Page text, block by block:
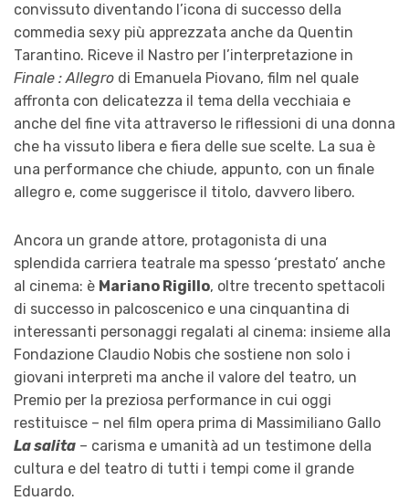
convissuto diventando l’icona di successo della
commedia sexy più apprezzata anche da Quentin
Tarantino. Riceve il Nastro per l’interpretazione in
Finale : Allegro di Emanuela Piovano, film nel quale
affronta con delicatezza il tema della vecchiaia e
anche del fine vita attraverso le riflessioni di una donna
che ha vissuto libera e fiera delle sue scelte. La sua è
una performance che chiude, appunto, con un finale
allegro e, come suggerisce il titolo, davvero libero.
Ancora un grande attore, protagonista di una
splendida carriera teatrale ma spesso ‘prestato’ anche
al cinema: è Mariano Rigillo, oltre trecento spettacoli
di successo in palcoscenico e una cinquantina di
interessanti personaggi regalati al cinema: insieme alla
Fondazione Claudio Nobis che sostiene non solo i
giovani interpreti ma anche il valore del teatro, un
Premio per la preziosa performance in cui oggi
restituisce – nel film opera prima di Massimiliano Gallo
La salita – carisma e umanità ad un testimone della
cultura e del teatro di tutti i tempi come il grande
Eduardo.